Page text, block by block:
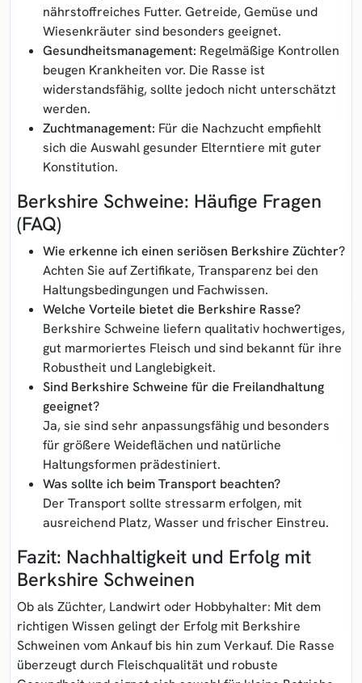
nährstoffreiches Futter. Getreide, Gemüse und
Wiesenkräuter sind besonders geeignet.
Gesundheitsmanagement: Regelmäßige Kontrollen
beugen Krankheiten vor. Die Rasse ist
widerstandsfähig, sollte jedoch nicht unterschätzt
werden.
Zuchtmanagement: Für die Nachzucht empfiehlt
sich die Auswahl gesunder Elterntiere mit guter
Konstitution.
Berkshire Schweine: Häufige Fragen
(FAQ)
Wie erkenne ich einen seriösen Berkshire Züchter?
Achten Sie auf Zertifikate, Transparenz bei den
Haltungsbedingungen und Fachwissen.
Welche Vorteile bietet die Berkshire Rasse?
Berkshire Schweine liefern qualitativ hochwertiges,
gut marmoriertes Fleisch und sind bekannt für ihre
Robustheit und Langlebigkeit.
Sind Berkshire Schweine für die Freilandhaltung
geeignet?
Ja, sie sind sehr anpassungsfähig und besonders
für größere Weideflächen und natürliche
Haltungsformen prädestiniert.
Was sollte ich beim Transport beachten?
Der Transport sollte stressarm erfolgen, mit
ausreichend Platz, Wasser und frischer Einstreu.
Fazit: Nachhaltigkeit und Erfolg mit
Berkshire Schweinen
Ob als Züchter, Landwirt oder Hobbyhalter: Mit dem
richtigen Wissen gelingt der Erfolg mit Berkshire
Schweinen vom Ankauf bis hin zum Verkauf. Die Rasse
überzeugt durch Fleischqualität und robuste